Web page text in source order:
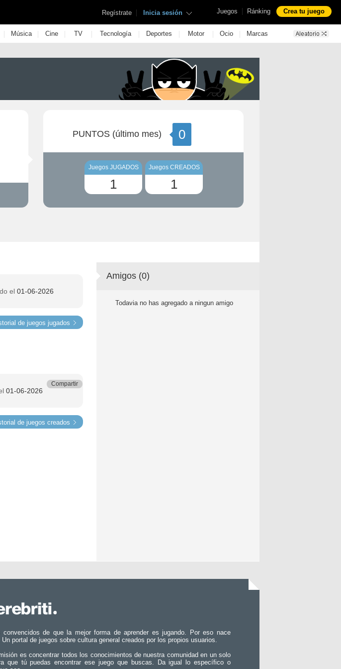
Juegos | Ránking Crea tu juego
Regístrate | Inicia sesión
| Música | Cine | TV | Tecnología | Deportes | Motor | Ocio | Marcas
PUNTOS (último mes) 0
Juegos JUGADOS
1
Juegos CREADOS
1
el 01-06-2026
de juegos jugados
01-06-2026
Compartir
de juegos creados
Amigos (0)
Todavia no has agregado a ningun amigo
convencidos de que la mejor forma de aprender es jugando. Por eso nace
Un portal de juegos sobre cultura general creados por los propios usuarios.
es concentrar todos los conocimientos de nuestra comunidad en un solo
que tú puedas encontrar ese juego que buscas. Da igual lo específico o